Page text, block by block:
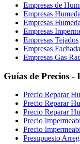
Empresas de
Empresas
Empresas
Empresas
Empresas Tejados
Empresas
Empresas Gas
Guías de Precios -
Precio Reparar
Precio Reparar
Precio Reparar
Precio
Precio
Presupuesto